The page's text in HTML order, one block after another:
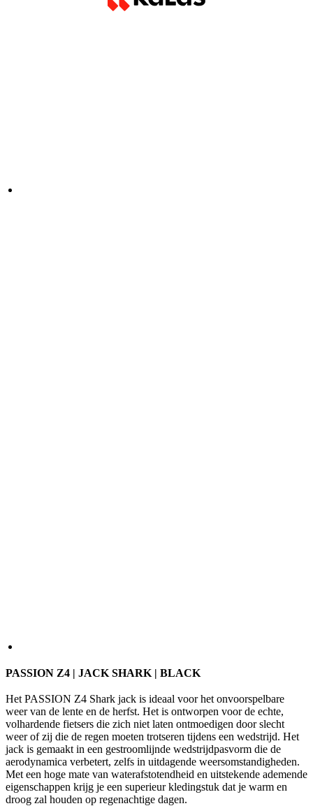
weer van de lente en de herfst. Het is ontworpen voor de echte,
weer of zij die de regen moeten trotseren tijdens een wedstrijd. Het
aerodynamica verbetert, zelfs in uitdagende weersomstandigheden.
Met een hoge mate van waterafstotendheid en uitstekende ademende
eigenschappen krijg je een superieur kledingstuk dat je warm en
droog zal houden op regenachtige dagen.
MAAT
2 3 4 5 6 7 1+ 2+ 3+
Maattabel